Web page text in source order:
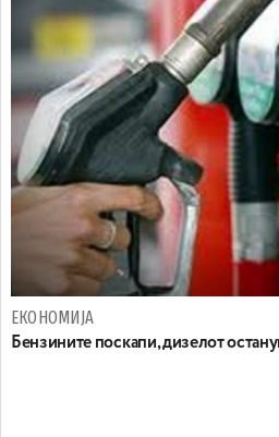
ЕКОНОМИЈА
Бензините поскапи, дизелот